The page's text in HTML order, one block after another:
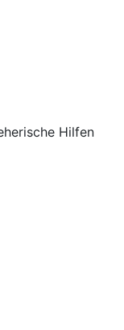
Hilfen